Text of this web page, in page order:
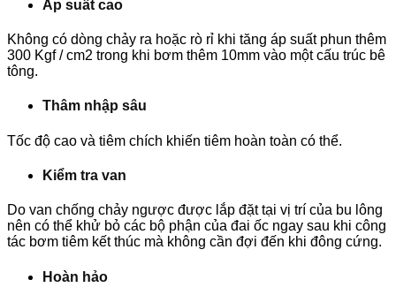
Áp suất cao
Không có dòng chảy ra hoặc rò rỉ khi tăng áp suất phun thêm
300 Kgf / cm2 trong khi bơm thêm 10mm vào một cấu trúc bê
tông.
Thâm nhập sâu
Tốc độ cao và tiêm chích khiến tiêm hoàn toàn có thể.
Kiểm tra van
Do van chống chảy ngược được lắp đặt tại vị trí của bu lông
nên có thể khử bỏ các bộ phận của đai ốc ngay sau khi công
tác bơm tiêm kết thúc mà không cần đợi đến khi đông cứng.
Hoàn hảo